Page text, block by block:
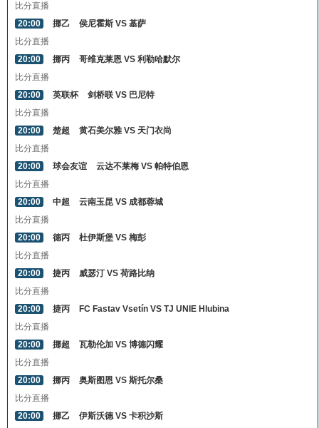
比分直播
20:00
挪乙
侯尼霍斯 VS 基萨
比分直播
20:00
挪丙
哥维克莱恩 VS 利勒哈默尔
比分直播
20:00
英联杯
剑桥联 VS 巴尼特
比分直播
20:00
楚超
黄石美尔雅 VS 天门衣尚
比分直播
20:00
球会友谊
云达不莱梅 VS 帕特伯恩
比分直播
20:00
中超
云南玉昆 VS 成都蓉城
比分直播
20:00
德丙
杜伊斯堡 VS 梅彭
比分直播
20:00
捷丙
威瑟汀 VS 荷路比纳
比分直播
20:00
捷丙
FC Fastav Vsetín VS TJ UNIE Hlubina
比分直播
20:00
挪超
瓦勒伦加 VS 博德闪耀
比分直播
20:00
挪丙
奥斯图恩 VS 斯托尔桑
比分直播
20:00
挪乙
伊斯沃德 VS 卡积沙斯